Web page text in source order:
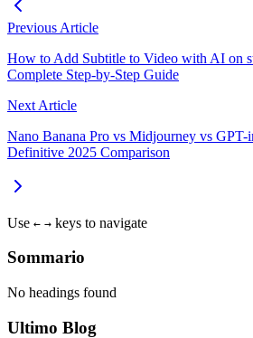
Previous Article
How to Add Subtitle to Video with AI on
Complete Step-by-Step Guide
Next Article
Nano Banana Pro vs Midjourney vs GPT-
Definitive 2025 Comparison
Use ← → keys to navigate
Sommario
No headings found
Ultimo Blog